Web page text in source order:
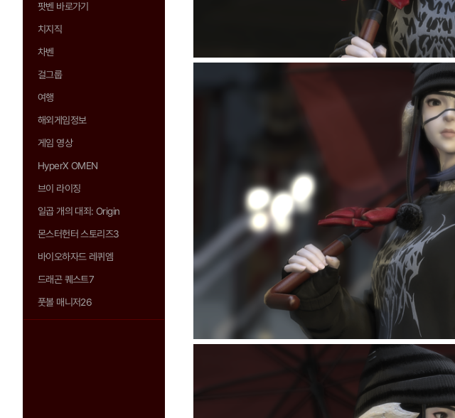
팟벤 바로가기
치지직
차벤
걸그룹
여행
해외게임정보
게임 영상
HyperX OMEN
브이 라이징
일곱 개의 대죄: Origin
몬스터헌터 스토리즈3
바이오하자드 레퀴엠
드래곤 퀘스트7
풋볼 매니저26